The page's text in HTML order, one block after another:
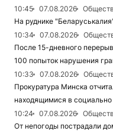
10:45
07.08.2026
На руднике
10:34
07.08.2026
После 15-дневного
100 попыток нарушения
10:33
07.08.2026
Прокуратура Минска
находящимися в
10:24
07.08.2026
От непогоды пострадали